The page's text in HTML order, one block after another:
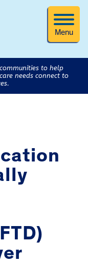
Menu
to help
needs connect to